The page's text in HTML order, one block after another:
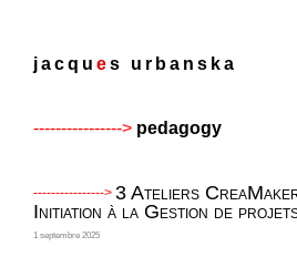
content
jacq u es u r ba n s ka
pedagogy
3 Ateliers
Initiation à la Gestion de
1 septembre 2025